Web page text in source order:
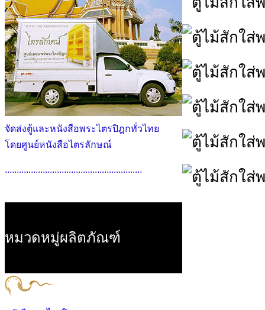
จัดส่งตู้และหนังสือพระไตรปิฎกทั่วไทย
โดยศูนย์หนังสือไตรลักษณ์
..........................................................
หมวดหมู่ผลิตภัณฑ์